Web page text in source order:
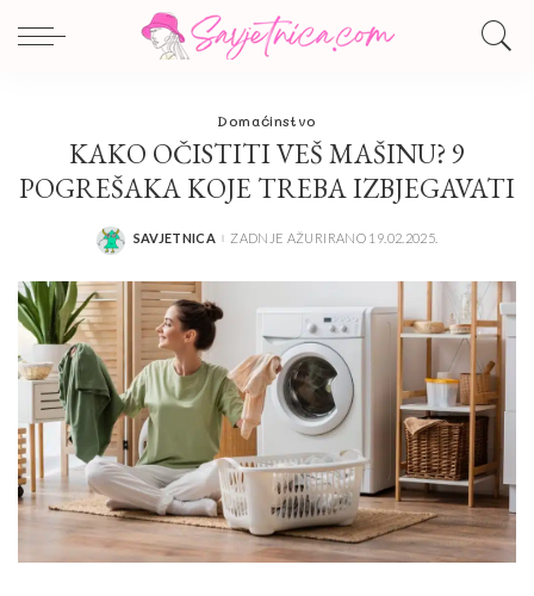
Domaćinstvo
KAKO OČISTITI VEŠ MAŠINU? 9
POGREŠAKA KOJE TREBA IZBJEGAVATI
POSTED
SAVJETNICA ZADNJE AŽURIRANO 19.02.2025.